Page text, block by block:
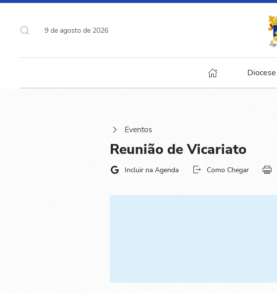
9 de agosto de 2026
Diocese
Eventos
Reunião de Vicariato
Incluir na Agenda Como Chegar